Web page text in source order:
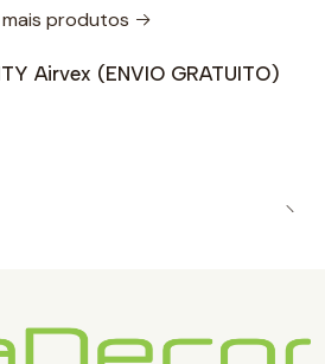
produtos
Airvex (ENVIO GRATUITO)